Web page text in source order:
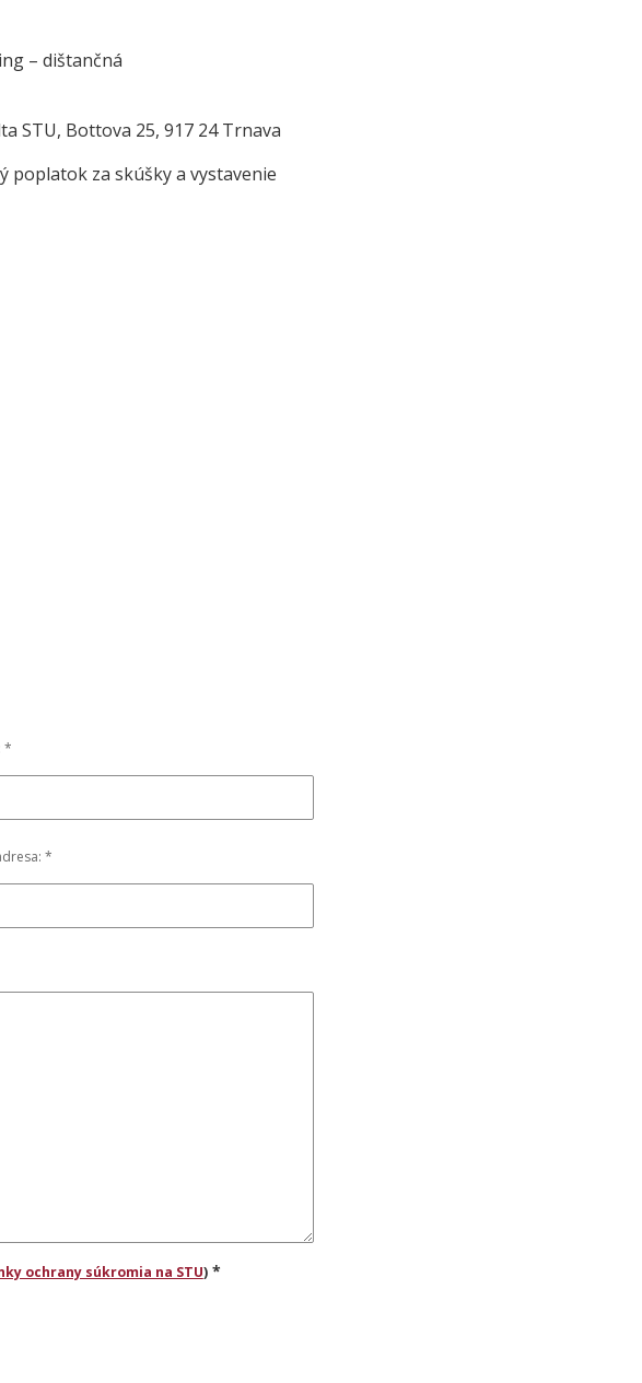
– dištančná
STU, Bottova 25, 917 24 Trnava
poplatok za skúšky a vystavenie
*
*
ochrany súkromia na STU)*